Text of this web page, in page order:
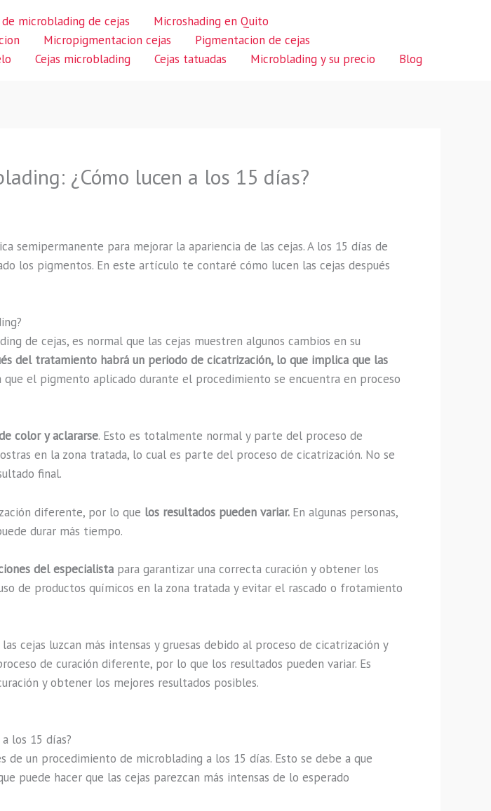
microblading de cejas
Microshading en Quito
Micropigmentacion cejas
Pigmentacion de cejas
Cejas microblading Cejas tatuadas Microblading y su precio Blog
¿Cómo lucen a los 15 días?
semipermanente para mejorar la apariencia de las cejas. A los 15 días de
los pigmentos. En este artículo te contaré cómo lucen las cejas después
de cejas, es normal que las cejas muestren algunos cambios en su
del tratamiento habrá un periodo de cicatrización, lo que implica que las
que el pigmento aplicado durante el procedimiento se encuentra en proceso
color y aclararse. Esto es totalmente normal y parte del proceso de
en la zona tratada, lo cual es parte del proceso de cicatrización. No se
final.
diferente, por lo que los resultados pueden variar. En algunas personas,
durar más tiempo.
del especialista para garantizar una correcta curación y obtener los
de productos químicos en la zona tratada y evitar el rascado o frotamiento
cejas luzcan más intensas y gruesas debido al proceso de cicatrización y
de curación diferente, por lo que los resultados pueden variar. Es
y obtener los mejores resultados posibles.
los 15 días?
de un procedimiento de microblading a los 15 días. Esto se debe a que
puede hacer que las cejas parezcan más intensas de lo esperado